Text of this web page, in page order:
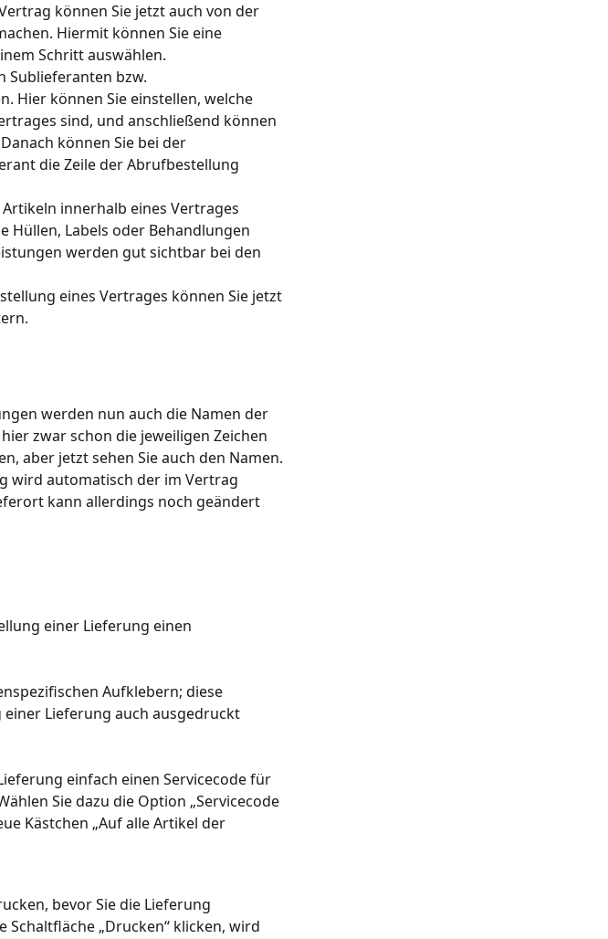
können Sie jetzt auch von der
Hiermit können Sie eine
Schritt auswählen.
Sublieferanten bzw.
Hier können Sie einstellen, welche
sind, und anschließend können
können Sie bei der
die Zeile der Abrufbestellung
innerhalb eines Vertrages
Hüllen, Labels oder Behandlungen
werden gut sichtbar bei den
eines Vertrages können Sie jetzt
werden nun auch die Namen der
zwar schon die jeweiligen Zeichen
aber jetzt sehen Sie auch den Namen.
wird automatisch der im Vertrag
kann allerdings noch geändert
einer Lieferung einen
Aufklebern; diese
Lieferung auch ausgedruckt
einfach einen Servicecode für
Sie dazu die Option „Servicecode
Kästchen „Auf alle Artikel der
bevor Sie die Lieferung
Schaltfläche „Drucken“ klicken, wird